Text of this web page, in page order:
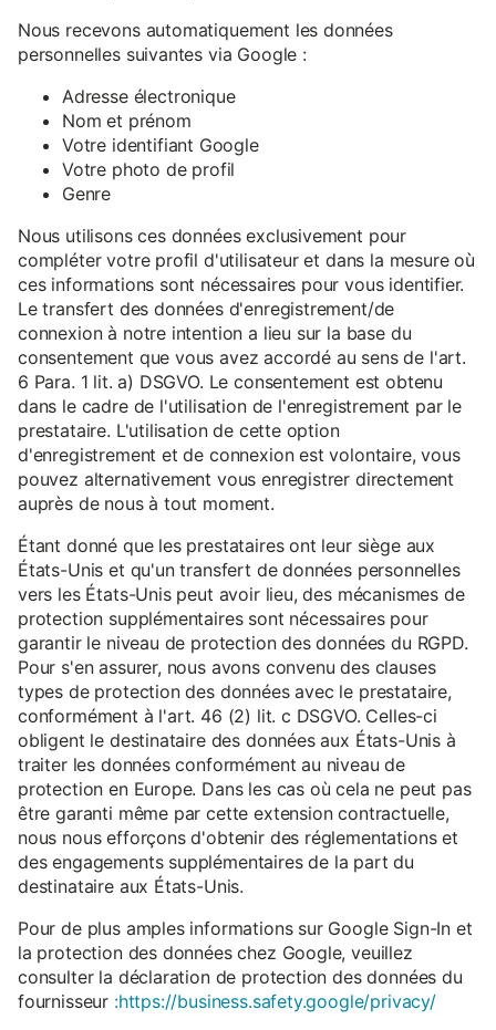
Nous recevons automatiquement les données
personnelles suivantes via Google :
Adresse électronique
Nom et prénom
Votre identifiant Google
Votre photo de profil
Genre
Nous utilisons ces données exclusivement pour
compléter votre profil d'utilisateur et dans la mesure où
ces informations sont nécessaires pour vous identifier.
Le transfert des données d'enregistrement/de
connexion à notre intention a lieu sur la base du
consentement que vous avez accordé au sens de l'art.
6 Para. 1 lit. a) DSGVO. Le consentement est obtenu
dans le cadre de l'utilisation de l'enregistrement par le
prestataire. L'utilisation de cette option
d'enregistrement et de connexion est volontaire, vous
pouvez alternativement vous enregistrer directement
auprès de nous à tout moment.
Étant donné que les prestataires ont leur siège aux
États-Unis et qu'un transfert de données personnelles
vers les États-Unis peut avoir lieu, des mécanismes de
protection supplémentaires sont nécessaires pour
garantir le niveau de protection des données du RGPD.
Pour s'en assurer, nous avons convenu des clauses
types de protection des données avec le prestataire,
conformément à l'art. 46 (2) lit. c DSGVO. Celles-ci
obligent le destinataire des données aux États-Unis à
traiter les données conformément au niveau de
protection en Europe. Dans les cas où cela ne peut pas
être garanti même par cette extension contractuelle,
nous nous efforçons d'obtenir des réglementations et
des engagements supplémentaires de la part du
destinataire aux États-Unis.
Pour de plus amples informations sur Google Sign-In et
la protection des données chez Google, veuillez
consulter la déclaration de protection des données du
fournisseur :https://business.safety.google/privacy/